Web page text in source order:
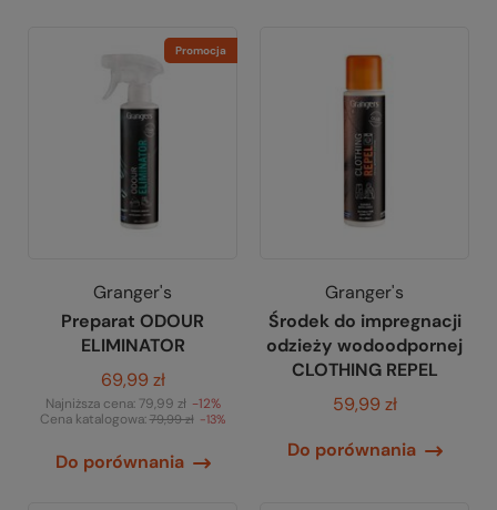
Promocja
Granger's
Preparat ODOUR
ELIMINATOR
69,99 zł
Najniższa cena: 79,99 zł -12%
Cena katalogowa:79,99 zł -13%
Do porównania
Granger's
Środek do impregnacji
odzieży wodoodpornej
CLOTHING REPEL
59,99 zł
Do porównania